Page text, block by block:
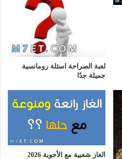
لعبة الصراحة اسئلة رومانسية
جميلة جدًا
الغاز شعبية مع الأجوبة 2026